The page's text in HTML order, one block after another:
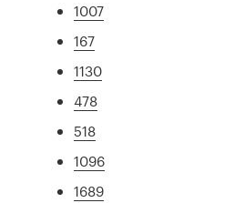
1007
167
1130
478
518
1096
1689